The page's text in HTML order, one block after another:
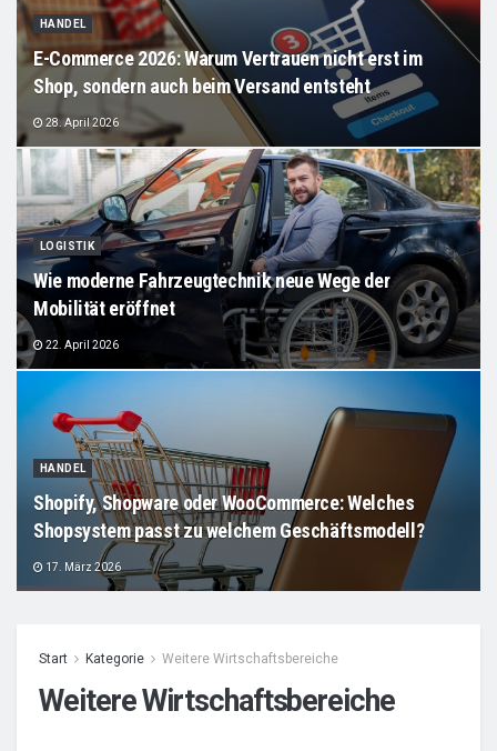
HANDEL
E-Commerce 2026: Warum Vertrauen nicht erst im
Shop, sondern auch beim Versand entsteht
28. April 2026
LOGISTIK
Wie moderne Fahrzeugtechnik neue Wege der
Mobilität eröffnet
22. April 2026
HANDEL
Shopify, Shopware oder WooCommerce: Welches
Shopsystem passt zu welchem Geschäftsmodell?
17. März 2026
Start Kategorie Weitere Wirtschaftsbereiche
Weitere Wirtschaftsbereiche